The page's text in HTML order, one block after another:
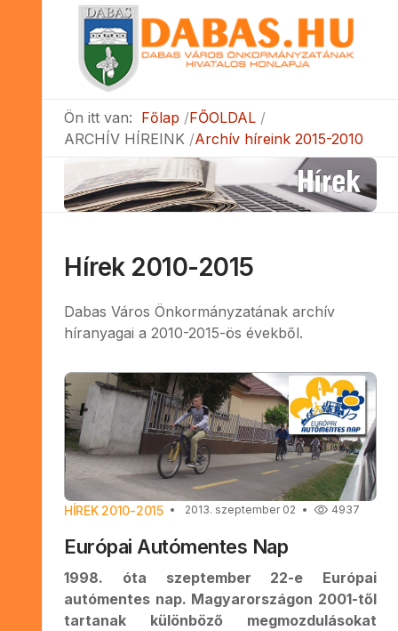
Ön itt van: Főlap
FŐOLDAL
ARCHÍV HÍREINK Archív híreink 2015-2010
Hírek 2010-2015
Dabas Város Önkormányzatának archív
híranyagai a 2010-2015-ös évekből.
HÍREK 2010-2015 2013. szeptember 02 4937
Európai Autómentes Nap
1998. óta szeptember 22-e Európai
autómentes nap. Magyarországon 2001-től
tartanak különböző megmozdulásokat